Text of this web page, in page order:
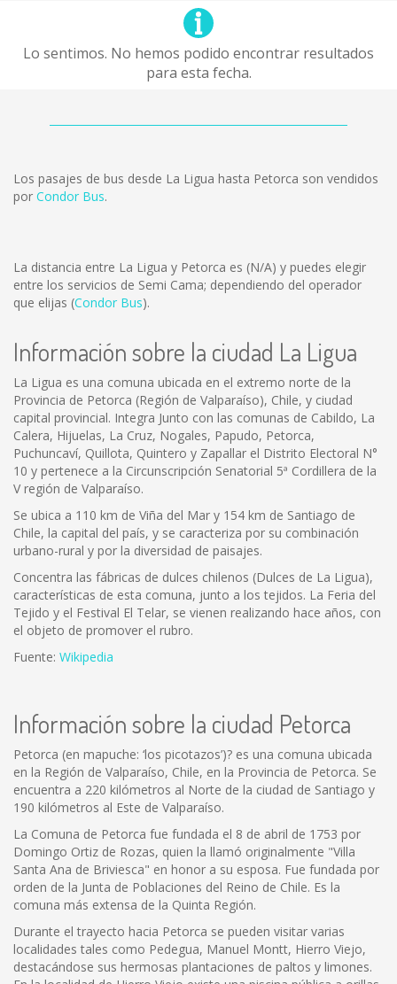
Lo sentimos. No hemos podido encontrar resultados
para esta fecha.
Los pasajes de bus desde La Ligua hasta Petorca son vendidos
por Condor Bus.
La distancia entre La Ligua y Petorca es (N/A) y puedes elegir
entre los servicios de Semi Cama; dependiendo del operador
que elijas (Condor Bus).
Información sobre la ciudad La Ligua
La Ligua es una comuna ubicada en el extremo norte de la
Provincia de Petorca (Región de Valparaíso), Chile, y ciudad
capital provincial. Integra Junto con las comunas de Cabildo, La
Calera, Hijuelas, La Cruz, Nogales, Papudo, Petorca,
Puchuncaví, Quillota, Quintero y Zapallar el Distrito Electoral N°
10 y pertenece a la Circunscripción Senatorial 5ª Cordillera de la
V región de Valparaíso.
Se ubica a 110 km de Viña del Mar y 154 km de Santiago de
Chile, la capital del país, y se caracteriza por su combinación
urbano-rural y por la diversidad de paisajes.
Concentra las fábricas de dulces chilenos (Dulces de La Ligua),
características de esta comuna, junto a los tejidos. La Feria del
Tejido y el Festival El Telar, se vienen realizando hace años, con
el objeto de promover el rubro.
Fuente: Wikipedia
Información sobre la ciudad Petorca
Petorca (en mapuche: ‘los picotazos’)? es una comuna ubicada
en la Región de Valparaíso, Chile, en la Provincia de Petorca. Se
encuentra a 220 kilómetros al Norte de la ciudad de Santiago y
190 kilómetros al Este de Valparaíso.
La Comuna de Petorca fue fundada el 8 de abril de 1753 por
Domingo Ortiz de Rozas, quien la llamó originalmente "Villa
Santa Ana de Briviesca" en honor a su esposa. Fue fundada por
orden de la Junta de Poblaciones del Reino de Chile. Es la
comuna más extensa de la Quinta Región.
Durante el trayecto hacia Petorca se pueden visitar varias
localidades tales como Pedegua, Manuel Montt, Hierro Viejo,
destacándose sus hermosas plantaciones de paltos y limones.